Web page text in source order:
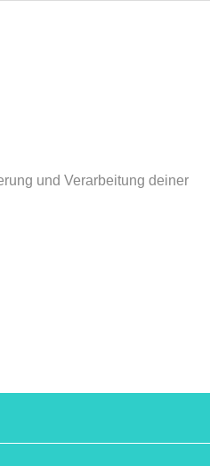
und Verarbeitung deiner